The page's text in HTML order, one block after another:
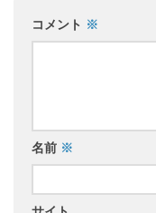
コメント ※
名前 ※